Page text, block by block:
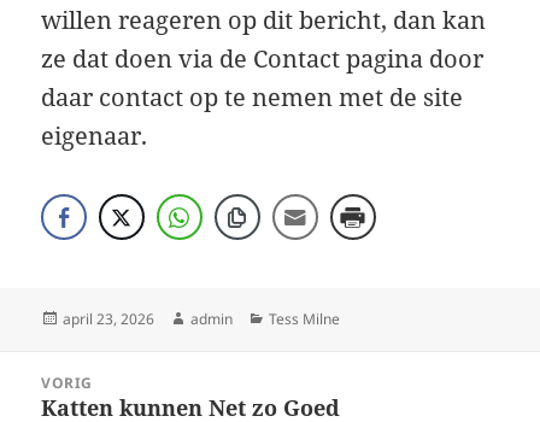
willen reageren op dit bericht, dan kan
ze dat doen via de Contact pagina door
daar contact op te nemen met de site
eigenaar.
Geplaatst
april 23, 2026 Auteur
admin Categorieën
Tess Milne
navigatie
VORIG
Vorig
Katten kunnen Net zo Goed